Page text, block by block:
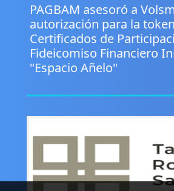
PAGBAM asesoró a
autorización para la
Certificados de
Fideicomiso Financiero
"Espacio Añelo"